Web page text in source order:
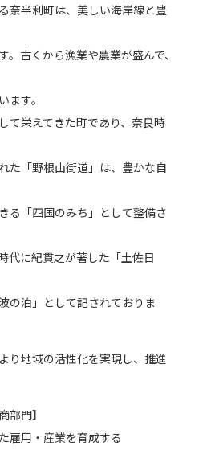
奈半利町は、美しい海岸線と豊
。古くから漁業や農業が盛んで、
ます。
て栄えてきた町であり、奈良時
た「野根山街道」は、豊かな自
る「四国のみち」として整備さ
代に紀貫之が著した「土佐日
の泊」として記されておりま
り地域の活性化を実現し、推進
部門】
雇用・産業を育成する